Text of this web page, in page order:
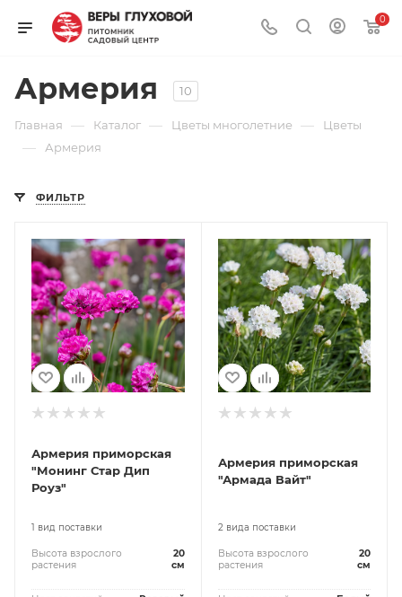
0
Армерия 10
Главная — Каталог — Цветы многолетние — Цветы
— Армерия
ФИЛЬТР
Армерия приморская
"Монинг Стар Дип
Роуз"
1 вид поставки
Высота взрослого
растения
20
см
Армерия приморская
"Армада Вайт"
2 вида поставки
Высота взрослого
растения
20
см